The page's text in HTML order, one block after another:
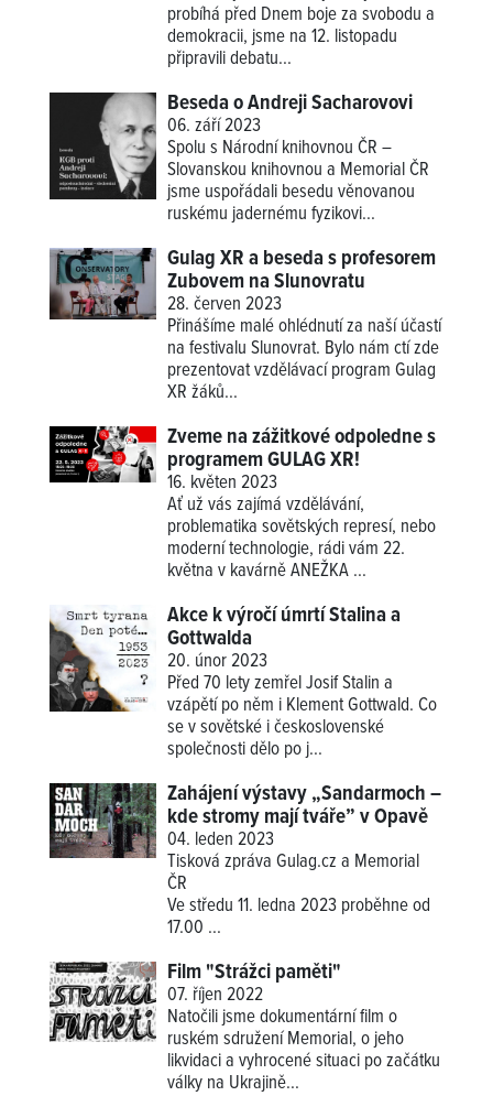
probíhá před Dnem boje za svobodu a
demokracii, jsme na 12. listopadu
připravili debatu...
Beseda o Andreji Sacharovovi
06. září 2023
Spolu s Národní knihovnou ČR –
Slovanskou knihovnou a Memorial ČR
jsme uspořádali besedu věnovanou
ruskému jadernému fyzikovi...
Gulag XR a beseda s profesorem
Zubovem na Slunovratu
28. červen 2023
Přinášíme malé ohlédnutí za naší účastí
na festivalu Slunovrat. Bylo nám ctí zde
prezentovat vzdělávací program Gulag
XR žáků...
Zveme na zážitkové odpoledne s
programem GULAG XR!
16. květen 2023
Ať už vás zajímá vzdělávání,
problematika sovětských represí, nebo
moderní technologie, rádi vám 22.
května v kavárně ANEŽKA ...
Akce k výročí úmrtí Stalina a
Gottwalda
20. únor 2023
Před 70 lety zemřel Josif Stalin a
vzápětí po něm i Klement Gottwald. Co
se v sovětské i československé
společnosti dělo po j...
Zahájení výstavy „Sandarmoch –
kde stromy mají tváře” v Opavě
04. leden 2023
Tisková zpráva Gulag.cz a Memorial
ČR
Ve středu 11. ledna 2023 proběhne od
17.00 ...
Film "Strážci paměti"
07. říjen 2022
Natočili jsme dokumentární film o
ruském sdružení Memorial, o jeho
likvidaci a vyhrocené situaci po začátku
války na Ukrajině...